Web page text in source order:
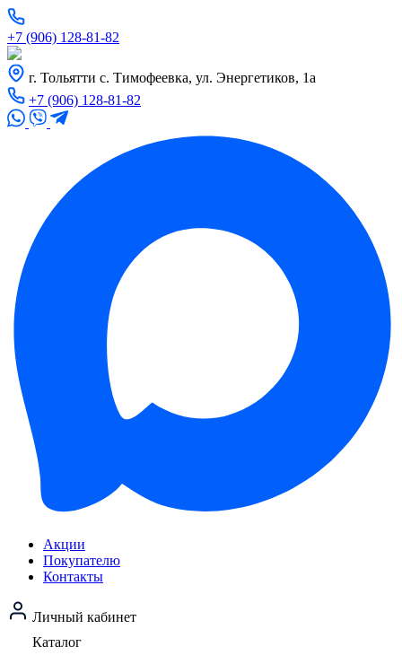
+7 (906) 128-81-82
г. Тольятти с. Тимофеевка, ул. Энергетиков, 1а
+7 (906) 128-81-82
Акции
Покупателю
Контакты
Личный кабинет
Каталог